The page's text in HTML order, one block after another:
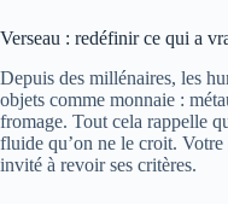
Verseau : redéfinir ce qui a
Depuis des millénaires, les
objets comme monnaie :
fromage. Tout cela rappelle
fluide qu’on ne le croit. Votre
invité à revoir ses critères.